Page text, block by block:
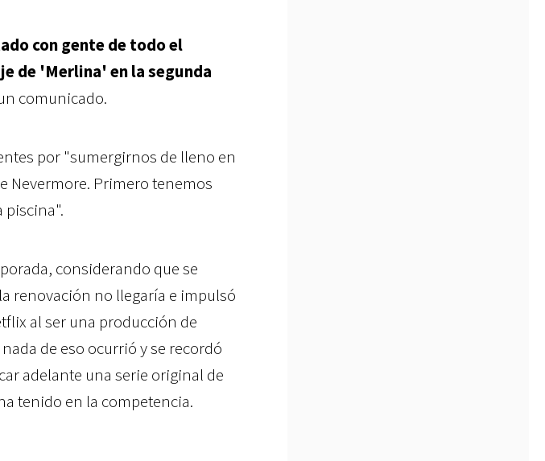
con gente de todo el
de 'Merlina' en la segunda
comunicado.
por "sumergirnos de lleno en
Nevermore. Primero tenemos
piscina".
considerando que se
renovación no llegaría e impulsó
al ser una producción de
de eso ocurrió y se recordó
adelante una serie original de
tenido en la competencia.